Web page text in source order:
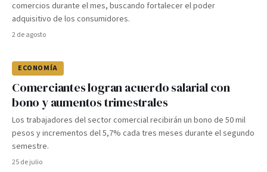
comercios durante el mes, buscando fortalecer el poder
adquisitivo de los consumidores.
2 de agosto
ECONOMÍA
Comerciantes logran acuerdo salarial con
bono y aumentos trimestrales
Los trabajadores del sector comercial recibirán un bono de 50 mil
pesos y incrementos del 5,7% cada tres meses durante el segundo
semestre.
25 de julio